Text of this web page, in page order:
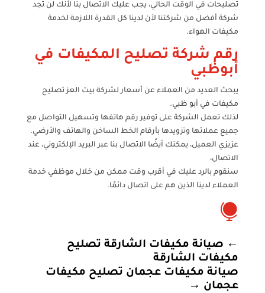
تصليحات في الوقت الحالي، يجب عليك الاتصال بنا لأنك لن تجد
شركة أفضل من شركتنا لأن لدينا كل القدرة اللازمة لخدمة
مكيفات الهواء.
رقم شركة تصليح المكيفات في
أبوظبي
يبحث العديد من العملاء عن أسعار لشركة بيت العز تصليح
مكيفات في أبو ظبي.
لذلك تعمل الشركة على توفير رقم هاتفها وتسهيل التواصل مع
جميع عملائها وتزويدها بأرقام الخط الساخن والهاتف والأرضي.
عزيزي العميل، يمكنك أيضًا الاتصال بنا عبر البريد الإلكتروني، عند
الاتصال،
سنقوم بالرد عليك في أقرب وقت ممكن من خلال موظفي خدمة
العملاء لدينا الذين هم على اتصال دائمًا.

← صيانة مكيفات الشارقة تصليح
مكيفات الشارقة
صيانة مكيفات عجمان تصليح مكيفات
عجمان →